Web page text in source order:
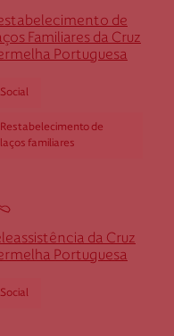
Valongo
166
de
Familiares da Cruz
Portuguesa
Social
Restabelecimento de
laços familiares
da Cruz
Portuguesa
Social